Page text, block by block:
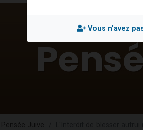
2 personnes viennent de nous rejoindre sur
3 personnes viennent de nous rejoindre sur
2 nouvelles musiques dans Torah-Box Music
8 personnes viennent de faire un don pour
Pensée Juive
Vous n'avez